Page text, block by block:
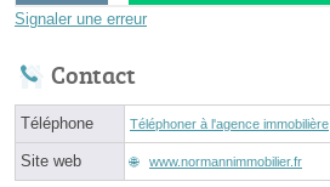
Signaler une erreur
Contact
Téléphone Téléphoner à l'agence immobilière
Site web www.normannimmobilier.fr